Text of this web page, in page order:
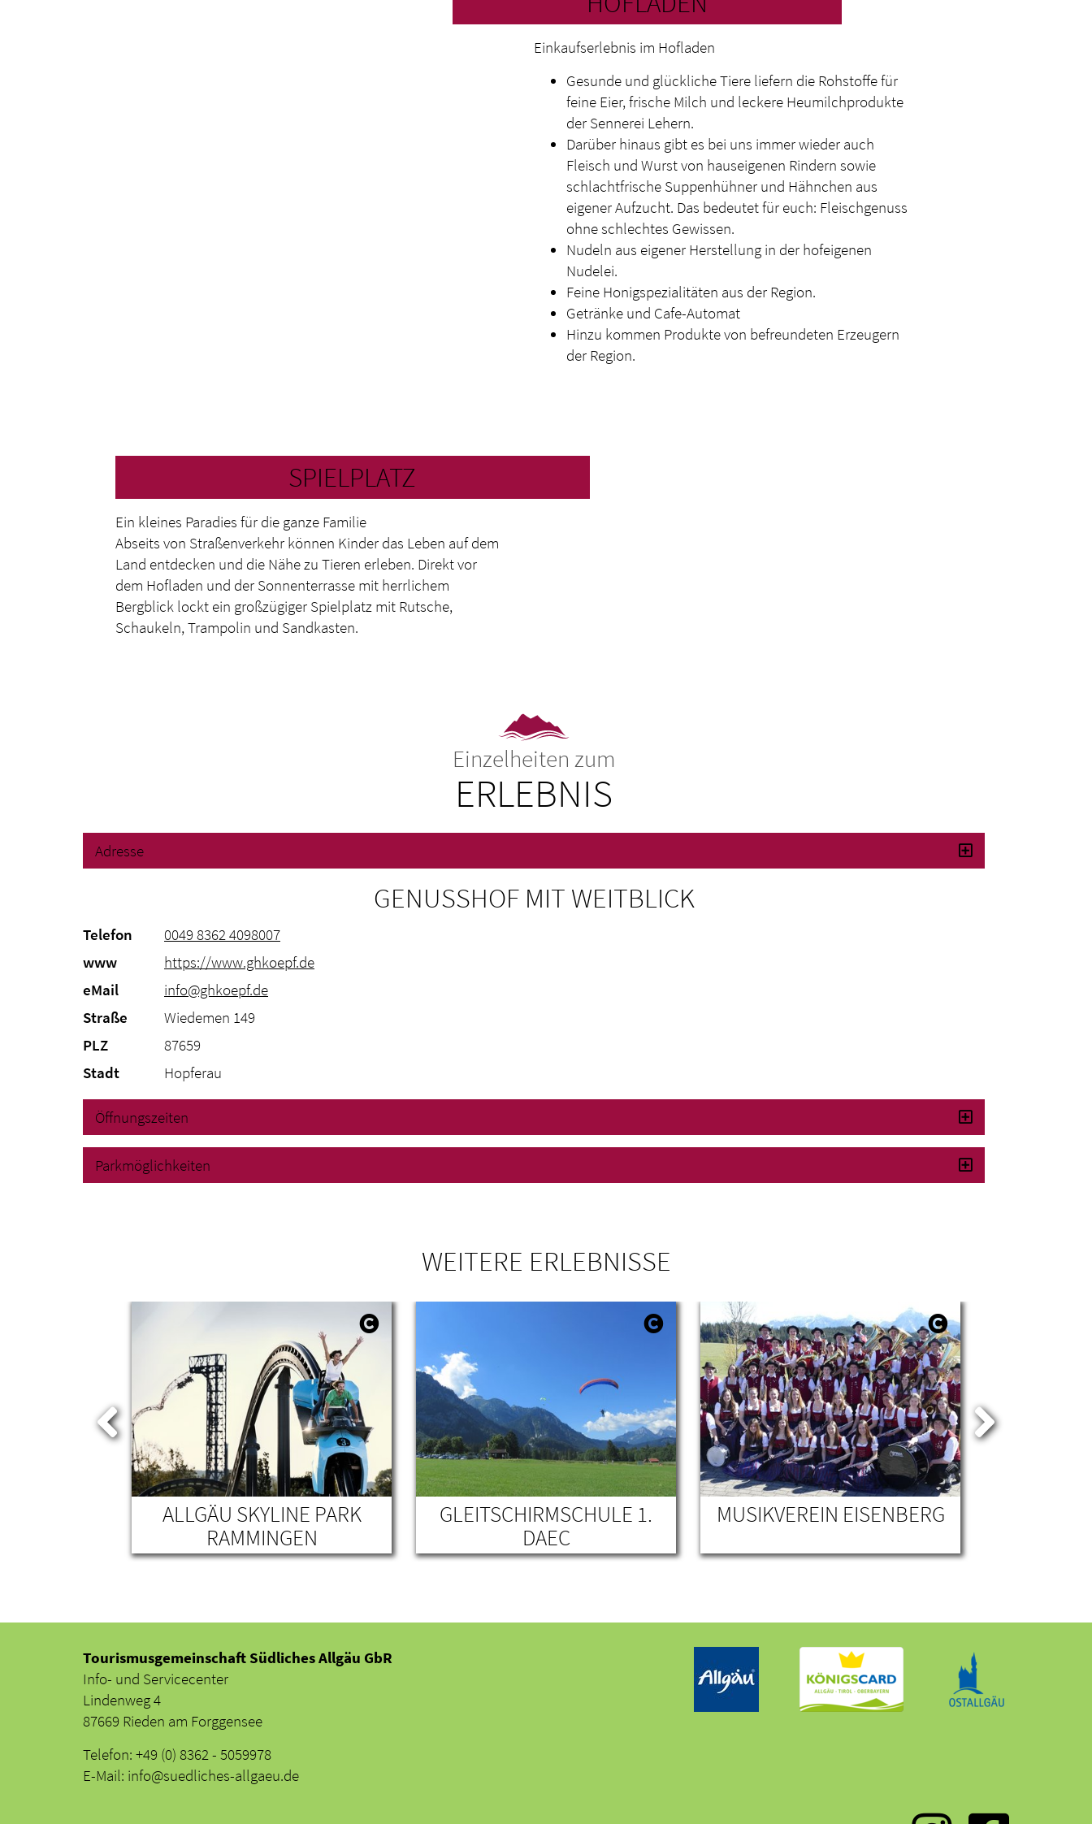
Einkaufserlebnis im Hofladen
Gesunde und glückliche Tiere liefern die Rohstoffe für
feine Eier, frische Milch und leckere Heumilchprodukte
der Sennerei Lehern.
Darüber hinaus gibt es bei uns immer wieder auch
Fleisch und Wurst von hauseigenen Rindern sowie
schlachtfrische Suppenhühner und Hähnchen aus
eigener Aufzucht. Das bedeutet für euch: Fleischgenuss
ohne schlechtes Gewissen.
Nudeln aus eigener Herstellung in der hofeigenen
Nudelei.
Feine Honigspezialitäten aus der Region.
Getränke und Cafe-Automat
Hinzu kommen Produkte von befreundeten Erzeugern
der Region.
SPIELPLATZ
Ein kleines Paradies für die ganze Familie
Abseits von Straßenverkehr können Kinder das Leben auf dem
Land entdecken und die Nähe zu Tieren erleben. Direkt vor
dem Hofladen und der Sonnenterrasse mit herrlichem
Bergblick lockt ein großzügiger Spielplatz mit Rutsche,
Schaukeln, Trampolin und Sandkasten.
Einzelheiten zum
ERLEBNIS
Adresse
GENUSSHOF MIT WEITBLICK
Telefon
0049 8362 4098007
www
https://www.ghkoepf.de
eMail
info@ghkoepf.de
Straße
Wiedemen 149
PLZ
87659
Stadt
Hopferau
Öffnungszeiten
Parkmöglichkeiten
WEITERE ERLEBNISSE
ALLGÄU SKYLINE PARK
RAMMINGEN
GLEITSCHIRMSCHULE 1.
DAEC
MUSIKVEREIN EISENBERG
Tourismusgemeinschaft Südliches Allgäu GbR
Info- und Servicecenter
Lindenweg 4
87669 Rieden am Forggensee
Telefon: +49 (0) 8362 - 5059978
E-Mail: info@suedliches-allgaeu.de